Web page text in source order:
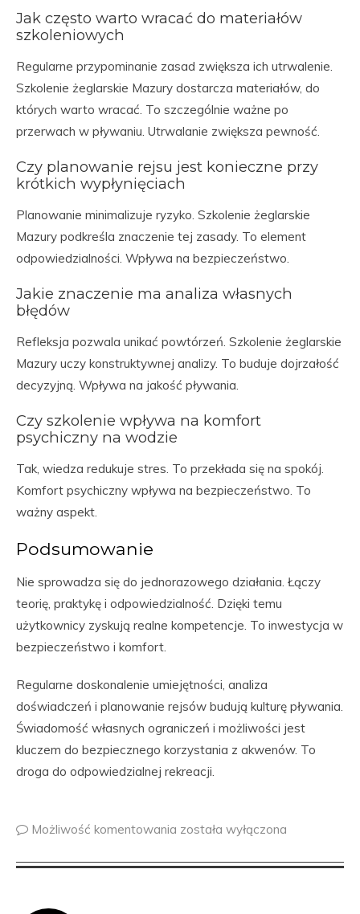
Jak często warto wracać do materiałów
szkoleniowych
Regularne przypominanie zasad zwiększa ich utrwalenie.
Szkolenie żeglarskie Mazury dostarcza materiałów, do
których warto wracać. To szczególnie ważne po
przerwach w pływaniu. Utrwalanie zwiększa pewność.
Czy planowanie rejsu jest konieczne przy
krótkich wypłynięciach
Planowanie minimalizuje ryzyko. Szkolenie żeglarskie
Mazury podkreśla znaczenie tej zasady. To element
odpowiedzialności. Wpływa na bezpieczeństwo.
Jakie znaczenie ma analiza własnych
błędów
Refleksja pozwala unikać powtórzeń. Szkolenie żeglarskie
Mazury uczy konstruktywnej analizy. To buduje dojrzałość
decyzyjną. Wpływa na jakość pływania.
Czy szkolenie wpływa na komfort
psychiczny na wodzie
Tak, wiedza redukuje stres. To przekłada się na spokój.
Komfort psychiczny wpływa na bezpieczeństwo. To
ważny aspekt.
Podsumowanie
Nie sprowadza się do jednorazowego działania. Łączy
teorię, praktykę i odpowiedzialność. Dzięki temu
użytkownicy zyskują realne kompetencje. To inwestycja w
bezpieczeństwo i komfort.
Regularne doskonalenie umiejętności, analiza
doświadczeń i planowanie rejsów budują kulturę pływania.
Świadomość własnych ograniczeń i możliwości jest
kluczem do bezpiecznego korzystania z akwenów. To
droga do odpowiedzialnej rekreacji.
Możliwość komentowania została wyłączona